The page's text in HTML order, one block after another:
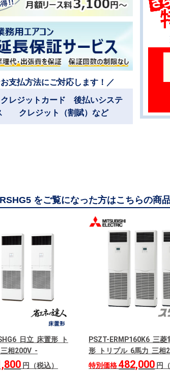
支払方法にご対応します！／
レジットカード 後払いシステ
クレジット（割賦）など
をご覧になった方はこちらの商
日立 床置形 ト
相200V -
円（税込）
PSZT-ERMP160K6 三菱
形 トリプル 6馬力 三相
特別価格482,000 円